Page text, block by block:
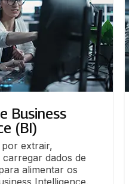
Business
(BI)
por extrair,
dados de
alimentar os
Intelligence.